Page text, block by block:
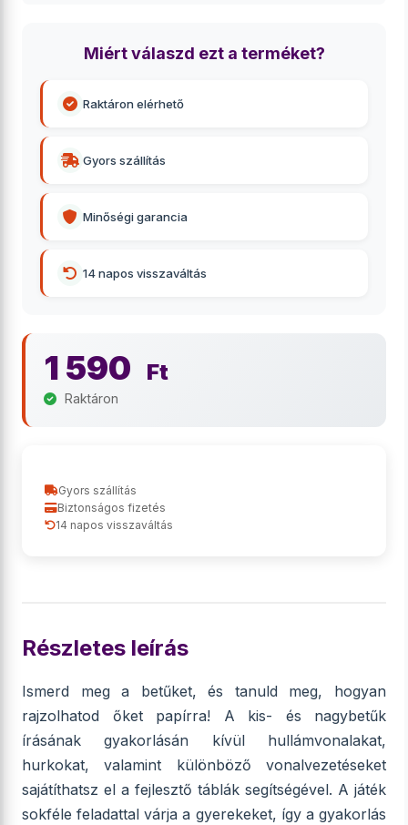
Miért válaszd ezt a terméket?
Raktáron elérhető
Gyors szállítás
Minőségi garancia
14 napos visszaváltás
1 590 Ft
Raktáron
Gyors szállítás
Biztonságos fizetés
14 napos visszaváltás
Részletes leírás
Ismerd meg a betűket, és tanuld meg, hogyan
rajzolhatod őket papírra! A kis- és nagybetűk
írásának gyakorlásán kívül hullámvonalakat,
hurkokat, valamint különböző vonalvezetéseket
sajátíthatsz el a fejlesztő táblák segítségével. A játék
sokféle feladattal várja a gyerekeket, így a gyakorlás